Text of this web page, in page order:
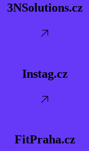
3NSolutions.cz
Instag.cz
FitPraha.cz